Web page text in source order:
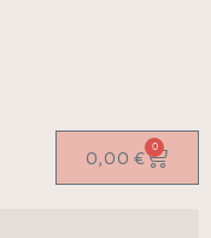
0,00 € 0